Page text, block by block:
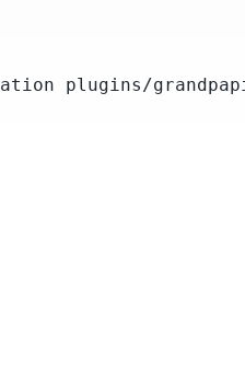
plugins/